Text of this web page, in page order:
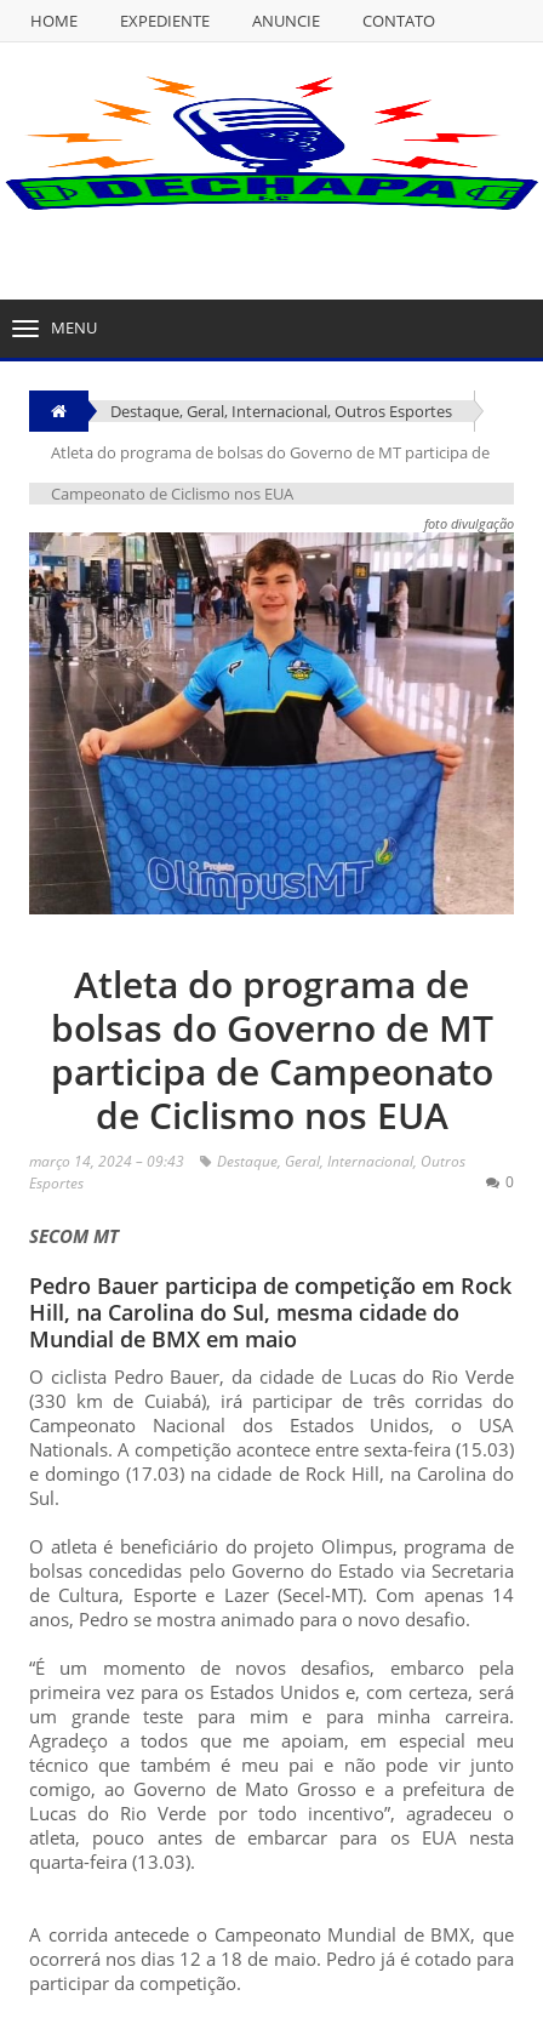
HOME EXPEDIENTE ANUNCIE
CONTATO
EXPEDIENTE ANUNCIE
MENU
Destaque,Geral, Internacional,Outros Esportes
Atleta do programa de bolsas do Governo de MT participa de
Campeonato de Ciclismo nos EUA
foto divulgação
Atleta do programa de
bolsas do Governo de MT
participa de Campeonato
de Ciclismo nos EUA
março 14, 2024 – 09:43 Destaque, Geral, Internacional, Outros
Esportes
0
SECOM MT
Pedro Bauer participa de competição em Rock
Hill, na Carolina do Sul, mesma cidade do
Mundial de BMX em maio
O ciclista Pedro Bauer, da cidade de Lucas do Rio Verde
(330 km de Cuiabá), irá participar de três corridas do
Campeonato Nacional dos Estados Unidos, o USA
Nationals. A competição acontece entre sexta-feira (15.03)
e domingo (17.03) na cidade de Rock Hill, na Carolina do
Sul.
O atleta é beneficiário do projeto Olimpus, programa de
bolsas concedidas pelo Governo do Estado via Secretaria
de Cultura, Esporte e Lazer (Secel-MT). Com apenas 14
anos, Pedro se mostra animado para o novo desafio.
“É um momento de novos desafios, embarco pela
primeira vez para os Estados Unidos e, com certeza, será
um grande teste para mim e para minha carreira.
Agradeço a todos que me apoiam, em especial meu
técnico que também é meu pai e não pode vir junto
comigo, ao Governo de Mato Grosso e a prefeitura de
Lucas do Rio Verde por todo incentivo”, agradeceu o
atleta, pouco antes de embarcar para os EUA nesta
quarta-feira (13.03).
A corrida antecede o Campeonato Mundial de BMX, que
ocorrerá nos dias 12 a 18 de maio. Pedro já é cotado para
participar da competição.